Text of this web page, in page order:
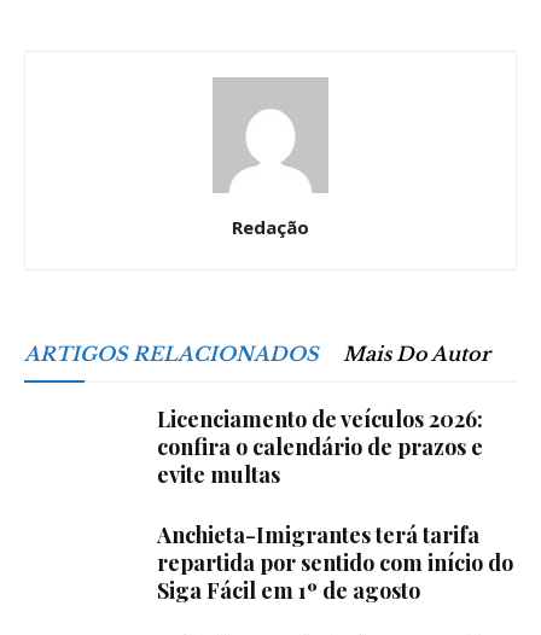
Redação
ARTIGOS RELACIONADOS Mais Do Autor
Licenciamento de veículos 2026:
confira o calendário de prazos e
evite multas
Anchieta-Imigrantes terá tarifa
repartida por sentido com início do
Siga Fácil em 1º de agosto